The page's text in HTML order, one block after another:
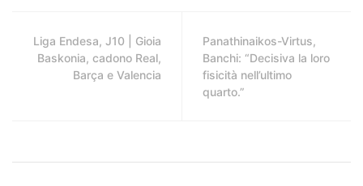
Liga Endesa, J10 | Gioia
Baskonia, cadono Real,
Barça e Valencia
Panathinaikos-Virtus,
Banchi: “Decisiva la loro
fisicità nell’ultimo
quarto.”